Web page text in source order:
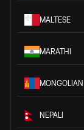
MALTESE
MARATHI
MONGOLIAN
NEPALI